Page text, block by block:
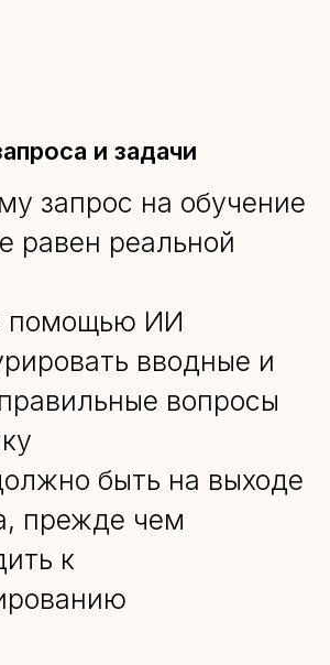
и задачи
запрос на обучение
равен реальной
помощью ИИ
вводные и
вопросы
быть на выходе
прежде чем
к